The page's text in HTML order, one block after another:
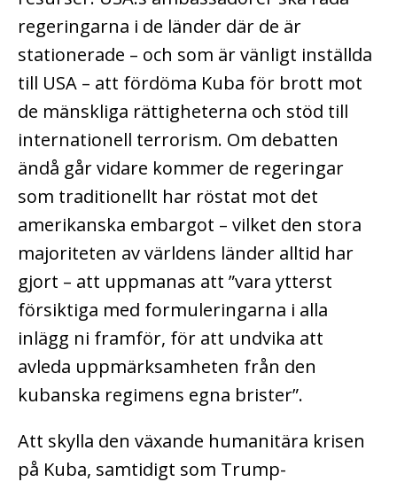
regeringarna i de länder där de är
stationerade – och som är vänligt inställda
till USA – att fördöma Kuba för brott mot
de mänskliga rättigheterna och stöd till
internationell terrorism. Om debatten
ändå går vidare kommer de regeringar
som traditionellt har röstat mot det
amerikanska embargot – vilket den stora
majoriteten av världens länder alltid har
gjort – att uppmanas att ”vara ytterst
försiktiga med formuleringarna i alla
inlägg ni framför, för att undvika att
avleda uppmärksamheten från den
kubanska regimens egna brister”.
Att skylla den växande humanitära krisen
på Kuba, samtidigt som Trump-